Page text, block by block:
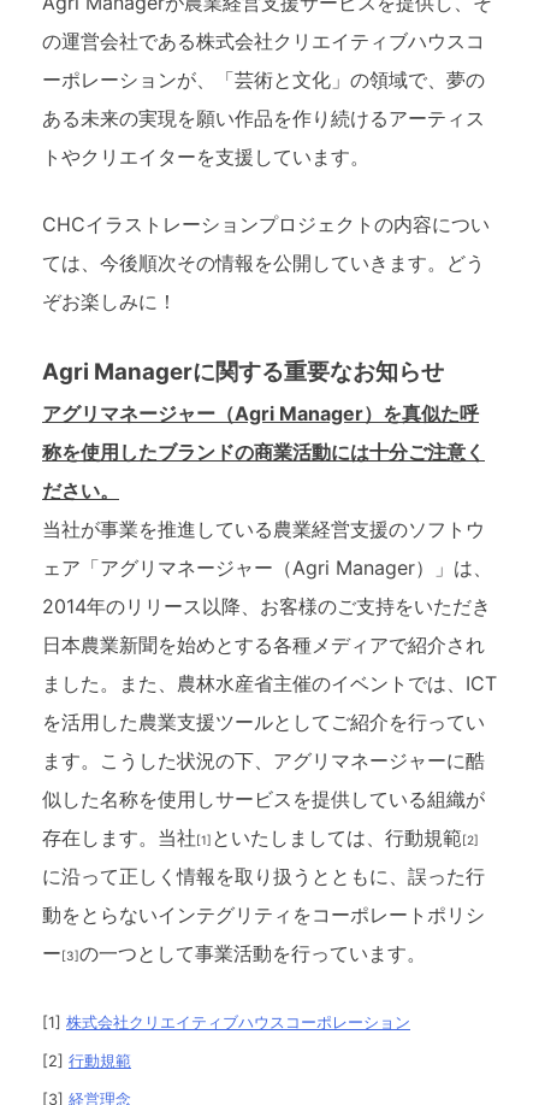
の運営会社である株式会社クリエイティブハウスコ
ーポレーションが、「芸術と文化」の領域で、夢の
ある未来の実現を願い作品を作り続けるアーティス
トやクリエイターを支援しています。
CHCイラストレーションプロジェクトの内容につい
ては、今後順次その情報を公開していきます。どう
ぞお楽しみに！
Agri Managerに関する重要なお知らせ
アグリマネージャー（Agri Manager）を真似た呼
称を使用したブランドの商業活動には十分ご注意く
ださい。
当社が事業を推進している農業経営支援のソフトウ
ェア「アグリマネージャー（Agri Manager）」は、
2014年のリリース以降、お客様のご支持をいただき
日本農業新聞を始めとする各種メディアで紹介され
ました。また、農林水産省主催のイベントでは、ICT
を活用した農業支援ツールとしてご紹介を行ってい
ます。こうした状況の下、アグリマネージャーに酷
似した名称を使用しサービスを提供している組織が
存在します。当社[1] といたしましては、行動規範[2]
に沿って正しく情報を取り扱うとともに、誤った行
動をとらないインテグリティをコーポレートポリシ
ー[3]の一つとして事業活動を行っています。
[1] 株式会社クリエイティブハウスコーポレーション
[2] 行動規範
[3] 経営理念